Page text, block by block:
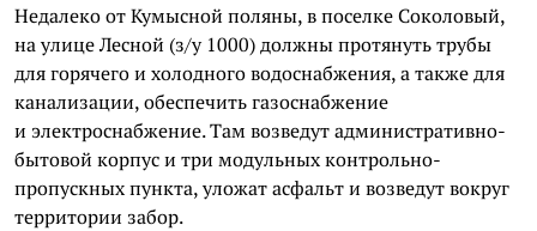
Недалеко от Кумысной поляны, в поселке Соколовый,
на улице Лесной (з/у 1000) должны протянуть трубы
для горячего и холодного водоснабжения, а также для
канализации, обеспечить газоснабжение
и электроснабжение. Там возведут административно-
бытовой корпус и три модульных контрольно-
пропускных пункта, уложат асфальт и возведут вокруг
территории забор.